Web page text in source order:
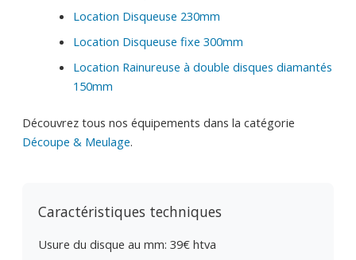
Location Disqueuse 230mm
Location Disqueuse fixe 300mm
Location Rainureuse à double disques diamantés
150mm
Découvrez tous nos équipements dans la catégorie
Découpe & Meulage.
Caractéristiques techniques
Usure du disque au mm: 39€ htva